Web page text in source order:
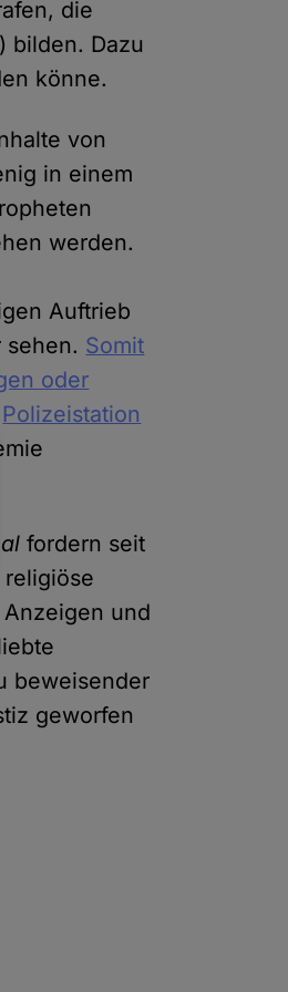
die
bilden. Dazu
könne.
von
in einem
werden.
Auftrieb
Somit
oder
Polizeistation
fordern seit
und
beweisender
geworfen